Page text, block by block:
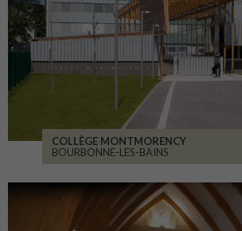
COLLÈGE MONTMORENCY
BOURBONNE-LES-BAINS